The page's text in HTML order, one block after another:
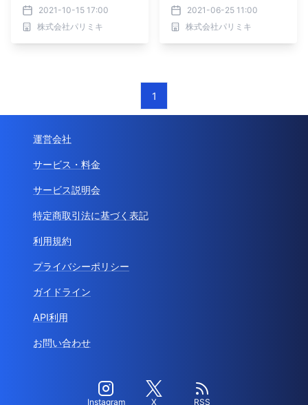
ロイヤリティプログラム
「パリミキ オペラクラブ
会員」開始
2021-10-15 17:00
株式会社パリミキ
アコレクション 第2弾発
売！
2021-06-25 11:00
株式会社パリミキ
1
運営会社
サービス・料金
サービス説明会
特定商取引法に基づく表記
利用規約
プライバシーポリシー
ガイドライン
API利用
お問い合わせ
Instagram X RSS